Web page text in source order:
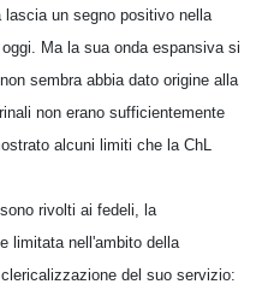
un segno positivo nella
Ma la sua onda espansiva si
sembra abbia dato origine alla
non erano sufficientemente
alcuni limiti che la ChL
rivolti ai fedeli, la
limitata nell'ambito della
del suo servizio: